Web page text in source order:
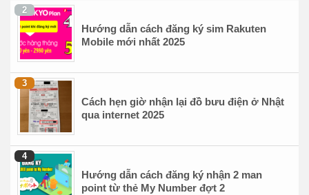
Hướng dẫn cách đăng ký sim Rakuten
Mobile mới nhất 2025
Cách hẹn giờ nhận lại đồ bưu điện ở Nhật
qua internet 2025
Hướng dẫn cách đăng ký nhận 2 man
point từ thẻ My Number đợt 2